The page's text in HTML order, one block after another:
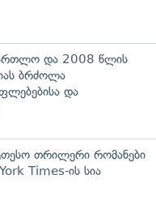
და 2008 წლის
ბრძოლა
და
თრილერი რომანები
Times-ის სია